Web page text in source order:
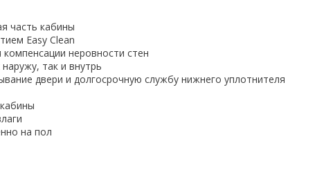
часть кабины
Easy Clean
неровности стен
так и внутрь
двери и долгосрочную службу нижнего уплотнителя
на пол